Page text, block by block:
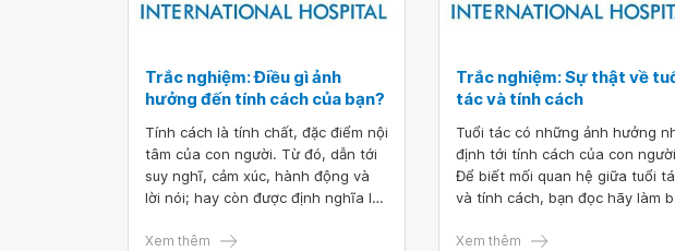
Trắc nghiệm: Điều gì ảnh
hưởng đến tính cách của bạn?
Tính cách là tính chất, đặc điểm nội
tâm của con người. Từ đó, dẫn tới
suy nghĩ, cảm xúc, hành động và
lời nói; hay còn được định nghĩa là
và được thể hiện rõ ràng nhất
Xem thêm
Trắc nghiệm: Sự thật về
tác và tính cách
Tuổi tác có những ảnh hưởng
định tới tính cách của con
Để biết mối quan hệ giữa tuổi
và tính cách, bạn đọc hãy làm
Xem thêm